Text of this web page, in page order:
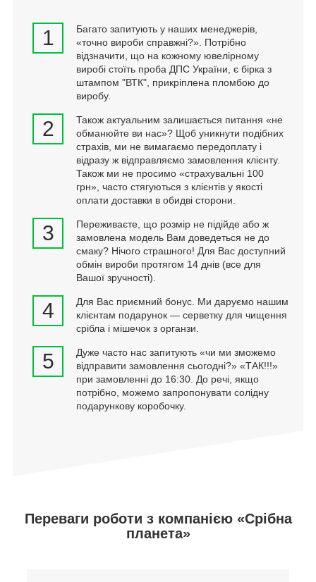
1
Багато запитують у наших менеджерів,
«точно вироби справжні?». Потрібно
відзначити, що на кожному ювелірному
виробі стоїть проба ДПС України, є бірка з
штампом "ВТК", прикріплена пломбою до
виробу.
2
Також актуальним залишається питання «не
обманюйте ви нас»? Щоб уникнути подібних
страхів, ми не вимагаємо передоплату і
відразу ж відправляємо замовлення клієнту.
Також ми не просимо «страхувальні 100
грн», часто стягуються з клієнтів у якості
оплати доставки в обидві сторони.
3
Переживаєте, що розмір не підійде або ж
замовлена модель Вам доведеться не до
смаку? Нічого страшного! Для Вас доступний
обмін вироби протягом 14 днів (все для
Вашої зручності).
4
Для Вас приємний бонус. Ми даруємо нашим
клієнтам подарунок — серветку для чищення
срібла і мішечок з органзи.
5
Дуже часто нас запитують «чи ми зможемо
відправити замовлення сьогодні?» «ТАК!!!»
при замовленні до 16:30. До речі, якщо
потрібно, можемо запропонувати солідну
подарункову коробочку.
Переваги роботи з компанією «Срібна
планета»